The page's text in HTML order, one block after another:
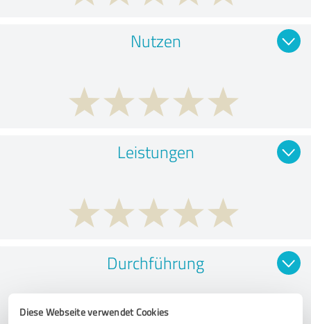
Diese Webseite verwendet Cookies
Nutzen
Leistungen
Durchführung